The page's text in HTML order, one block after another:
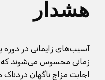
هشدار
آسیب‌های زایمانی در دوره
زمانی محسوس می‌شوند که
اجابت مزاج ناگهان